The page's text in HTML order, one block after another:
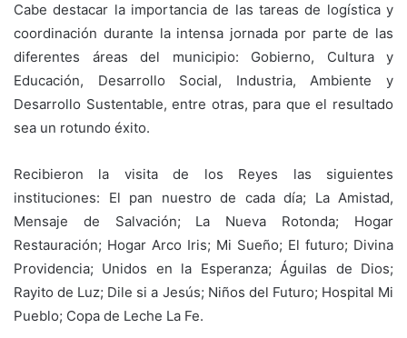
Cabe destacar la importancia de las tareas de logística y
coordinación durante la intensa jornada por parte de las
diferentes áreas del municipio: Gobierno, Cultura y
Educación, Desarrollo Social, Industria, Ambiente y
Desarrollo Sustentable, entre otras, para que el resultado
sea un rotundo éxito.
Recibieron la visita de los Reyes las siguientes
instituciones: El pan nuestro de cada día; La Amistad,
Mensaje de Salvación; La Nueva Rotonda; Hogar
Restauración; Hogar Arco Iris; Mi Sueño; El futuro; Divina
Providencia; Unidos en la Esperanza; Águilas de Dios;
Rayito de Luz; Dile si a Jesús; Niños del Futuro; Hospital Mi
Pueblo; Copa de Leche La Fe.